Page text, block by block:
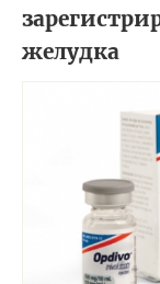
желудка